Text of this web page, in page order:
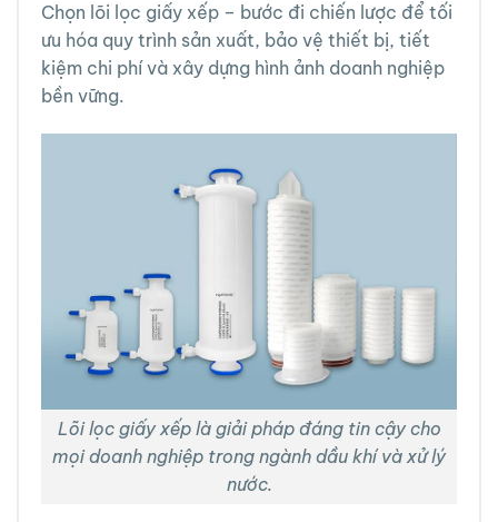
Chọn lõi lọc giấy xếp – bước đi chiến lược để tối
ưu hóa quy trình sản xuất, bảo vệ thiết bị, tiết
kiệm chi phí và xây dựng hình ảnh doanh nghiệp
bền vững.
Lõi lọc giấy xếp là giải pháp đáng tin cậy cho
mọi doanh nghiệp trong ngành dầu khí và xử lý
nước.